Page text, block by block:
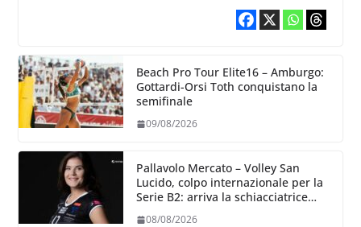
Beach Pro Tour Elite16 – Amburgo:
Gottardi-Orsi Toth conquistano la
semifinale
09/08/2026
Pallavolo Mercato – Volley San
Lucido, colpo internazionale per la
Serie B2: arriva la schiacciatrice
08/08/2026